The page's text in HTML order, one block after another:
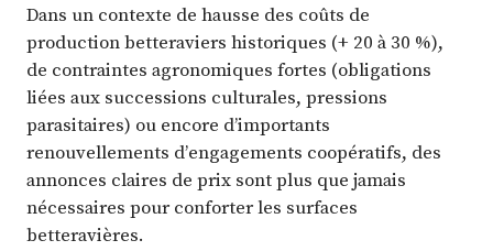
Dans un contexte de hausse des coûts de
production betteraviers historiques (+ 20 à 30 %),
de contraintes agronomiques fortes (obligations
liées aux successions culturales, pressions
parasitaires) ou encore d’importants
renouvellements d’engagements coopératifs, des
annonces claires de prix sont plus que jamais
nécessaires pour conforter les surfaces
betteravières.